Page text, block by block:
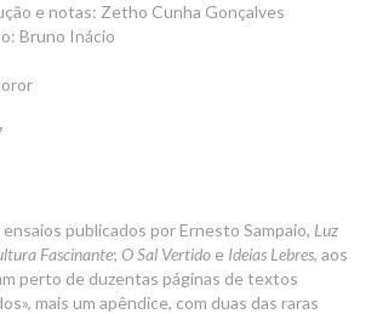
e notas: Zetho Cunha Gonçalves
Bruno Inácio
publicados por Ernesto Sampaio, Luz
Fascinante; O Sal Vertido e Ideias Lebres, aos
perto de duzentas páginas de textos
mais um apêndice, com duas das raras